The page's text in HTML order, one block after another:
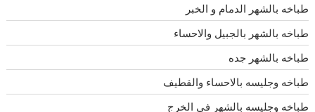
طباخه بالشهر الدمام و الخبر
طباخه بالشهر بالجبيل والاحساء
طباخه بالشهر جده
طباخه وجليسه بالاحساء والقطيف
طباخه وجليسه بالشهر فى الخرج